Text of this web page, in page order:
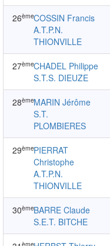
26èmeCOSSIN Francis
A.T.P.N.
THIONVILLE
27èmeCHADEL Philippe
S.T.S. DIEUZE
28èmeMARIN Jérôme
S.T.
PLOMBIERES
29èmePIERRAT
Christophe
A.T.P.N.
THIONVILLE
30èmeBARRE Claude
S.E.T. BITCHE
ème